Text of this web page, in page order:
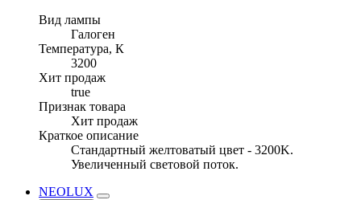
Вид лампы
Галоген
Температура, К
3200
Хит продаж
true
Признак товара
Хит продаж
Краткое описание
Стандартный желтоватый цвет - 3200K.
Увеличенный световой поток.
NEOLUX